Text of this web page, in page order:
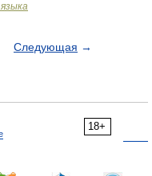
Следующая →
18+